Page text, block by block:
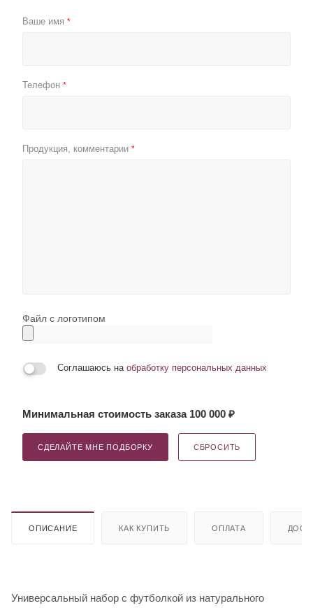
Ваше имя *
Телефон *
Продукция, комментарии *
Файл с логотипом
Соглашаюсь на обработку персональных данных
Минимальная стоимость заказа 100 000 ₽
СДЕЛАЙТЕ МНЕ ПОДБОРКУ СБРОСИТЬ
ОПИСАНИЕ КАК КУПИТЬ ОПЛАТА
Универсальный набор с футболкой из натурального